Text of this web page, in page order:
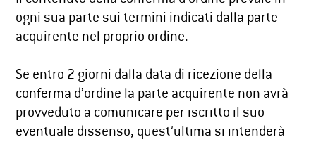
ogni sua parte sui termini indicati dalla parte
acquirente nel proprio ordine.
Se entro 2 giorni dalla data di ricezione della
conferma d’ordine la parte acquirente non avrà
provveduto a comunicare per iscritto il suo
eventuale dissenso, quest’ultima si intenderà